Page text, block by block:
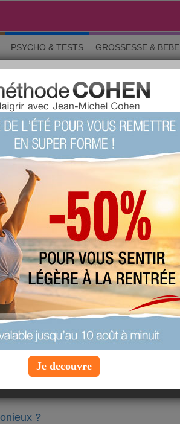
PSYCHO & TESTS GROSSESSE & BEBE
Créez un effet feng shui au bureau !
stressque vous éprouvez ne tient pas
au boss ou à vos collègues.
les principes du
feng shuià votre
de travail et vous verrez la différence.
Minceur
feng shui
d'importance auxplantes
à prescrire. Apprenez à identifier ces
du bien...
?
Je decouvre